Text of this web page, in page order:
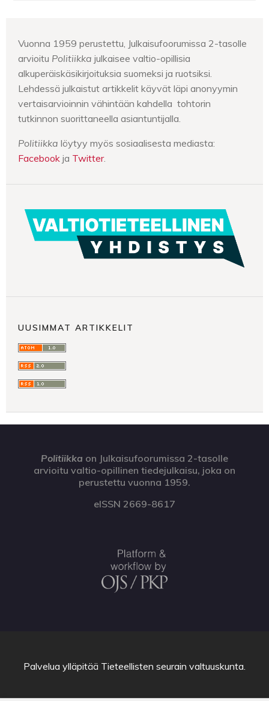
Vuonna 1959 perustettu, Julkaisufoorumissa 2-tasolle
arvioitu Politiikka julkaisee valtio-opillisia
alkuperäiskäsikirjoituksia suomeksi ja ruotsiksi.
Lehdessä julkaistut artikkelit käyvät läpi anonyymin
vertaisarvioinnin vähintään kahdella tohtorin
tutkinnon suorittaneella asiantuntijalla.
Politiikka löytyy myös sosiaalisesta mediasta:
Facebook ja Twitter.
UUSIMMAT ARTIKKELIT
Politiikka on Julkaisufoorumissa 2-tasolle
arvioitu valtio-opillinen tiedejulkaisu, joka on
perustettu vuonna 1959.
eISSN 2669-8617
Palvelua ylläpitää Tieteellisten seurain valtuuskunta